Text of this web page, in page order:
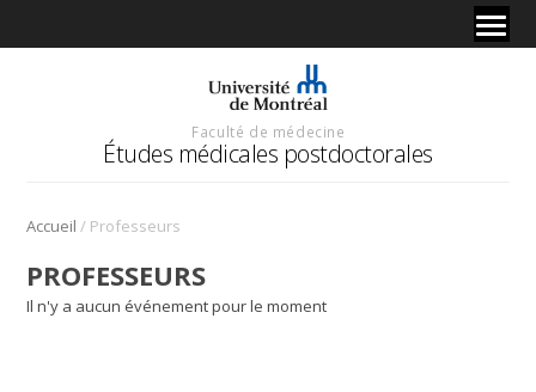
Faculté de médecine
Études médicales postdoctorales
Accueil / Professeurs
PROFESSEURS
Il n'y a aucun événement pour le moment